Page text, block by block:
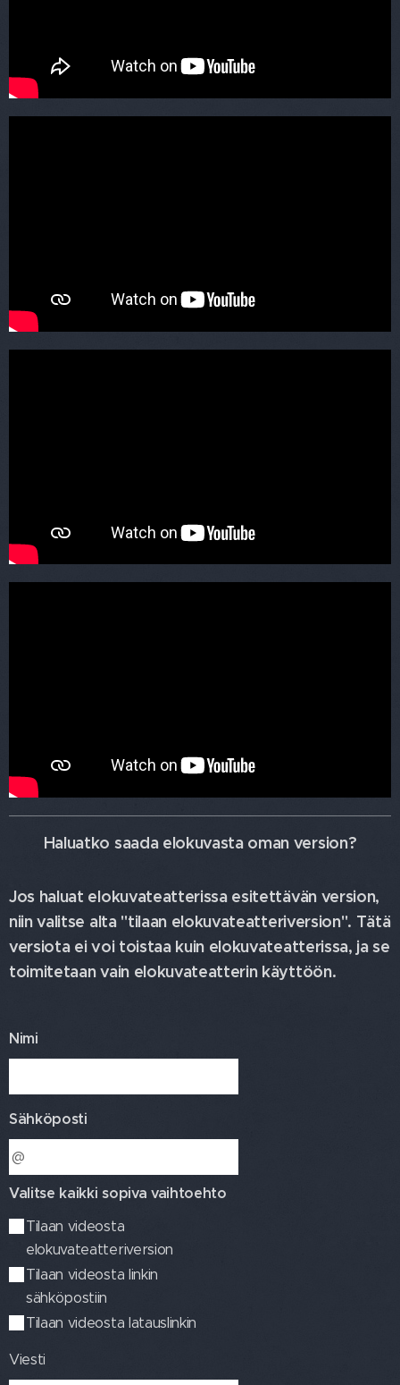
Haluatko saada elokuvasta oman version?
Jos haluat elokuvateatterissa esitettävän version,
niin valitse alta "tilaan elokuvateatteriversion". Tätä
versiota ei voi toistaa kuin elokuvateatterissa, ja se
toimitetaan vain elokuvateatterin käyttöön.
Nimi
Sähköposti
Valitse kaikki sopiva vaihtoehto
Tilaan videosta
elokuvateatteriversion
Tilaan videosta linkin
sähköpostiin
Tilaan videosta latauslinkin
Viesti